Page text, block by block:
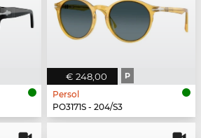
€ 248,00 P
Persol
PO3171S - 204/S3